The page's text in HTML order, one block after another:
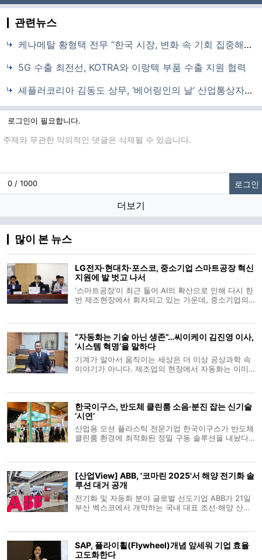
관련뉴스
케나메탈 황형택 전무 “한국 시장, 변화 속 기회 집중해야”
5G 수출 최전선, KOTRA와 이랑텍 부품 수출 지원 협력
셰플러코리아 김동도 상무, ‘베어링인의 날’ 산업통상자원부 장관 표창 수상
로그인이 필요합니다.
글입력
0 / 1000 로그인
더보기
많이 본 뉴스
LG전자·현대차·포스코, 중소기업 스마트공장 혁신
지원에 발 벗고 나서
‘스마트공장’이 최근 들어 AI의 확산으로 인해 다시 한
번 제조현장에서 회자되고 있는 가운데, 중소기업의
생경제와 혁신성장포럼 :
“자동화는 기술 아닌 생존”…씨이케이 김진영 이사,
‘시스템 혁명’을 말하다
기계가 알아서 움직이는 세상은 더 이상 공상과학 속
이야기가 아니다. 제조업의 현장에서 자동화는 이미
있다. 여전히 많은 중소
한국이구스, 반도체 클린룸 소음·분진 잡는 신기술
‘시연’
산업용 모션 플라스틱 전문기업 한국이구스가 반도체
클린룸 환경에 최적화된 정밀 구동 솔루션을 내놨다.
다고 12일 밝혔다. 'CFS
[산업View] ABB, '코마린 2025'서 해양 전기화 솔
루션 대거 공개
전기화 및 자동화 분야 글로벌 선도기업 ABB가 21일
부산 벡스코에서 개막하는 국내 대표 조선·해양 산업
에서 ‘해양 산업의 전기화(Mari
SAP, 플라이휠(Flywheel)개념 앞세워 기업 효율
고도화한다